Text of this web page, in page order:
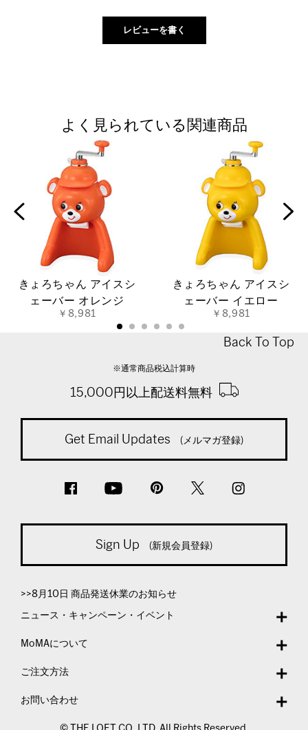
よく見られている関連商品
きょろちゃん アイスシ
ェーバー オレンジ
￥8,981
きょろちゃん アイスシ
ェーバー イエロー
￥8,981
Back To Top
※通常商品税込計算時
15,000円以上配送料無料
Get Email Updates (メルマガ登録)
Sign Up (新規会員登録)
>>8月10日 商品発送休業のお知らせ
ニュース・キャンペーン・イベント
MoMAについて
ご注文方法
お問い合わせ